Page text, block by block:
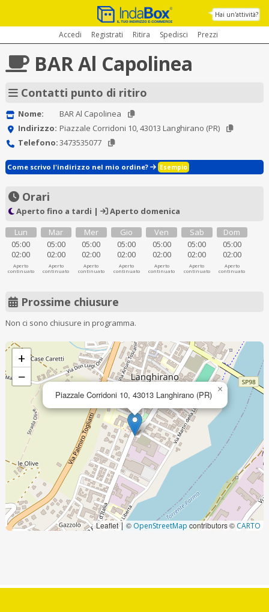
Hai un'attività?
Accedi Registrati Ritira Spedisci Prezzi
BAR Al Capolinea
Contatti punto di ritiro
Nome:
BAR Al Capolinea
Indirizzo: Piazzale Corridoni 10, 43013 Langhirano (PR)
Telefono:3473535077
Come scrivo l'indirizzo nel mio ordine? Esempio
Orari
Aperto fino a tardi |
Aperto domenica
Lun
05:00
02:00
Aperto
continuato
Mar
05:00
02:00
Aperto
continuato
Mer
05:00
02:00
Aperto
continuato
Gio
05:00
02:00
Aperto
continuato
Ven
05:00
02:00
Aperto
continuato
Sab
05:00
02:00
Aperto
continuato
Dom
05:00
02:00
Aperto
continuato
Prossime chiusure
Non ci sono chiusure in programma.
Piazzale Corridoni 10, 43013 Langhirano (PR) ×
+
−
Leaflet| © OpenStreetMap contributors © CARTO